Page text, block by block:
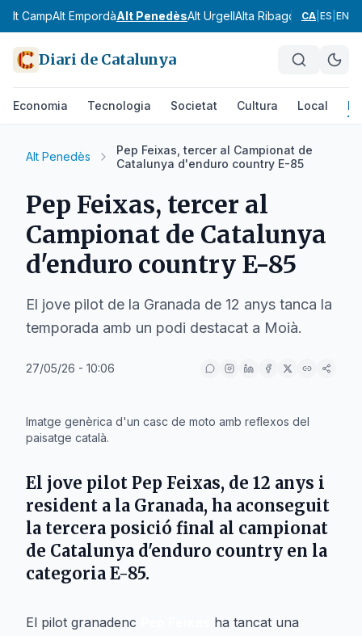
Alt CampAlt EmpordàAlt PenedèsAlt UrgellAlta RibagorçaAnoia
CA ES EN
Diari de Catalunya
Economia Tecnologia Societat Cultura Local
Alt Penedès
Pep Feixas, tercer al Campionat de
Catalunya d'enduro country E-85
Pep Feixas, tercer al
Campionat de Catalunya
d'enduro country E-85
El jove pilot de la Granada de 12 anys tanca la
temporada amb un podi destacat a Moià.
27/05/26 - 10:06
Imatge genèrica d'un casc de moto amb reflexos del
paisatge català.
El jove pilot Pep Feixas, de 12 anys i
resident a la Granada, ha aconseguit
la tercera posició final al campionat
de Catalunya d'enduro country en la
categoria E-85.
El pilot granadenc
ha tancat una